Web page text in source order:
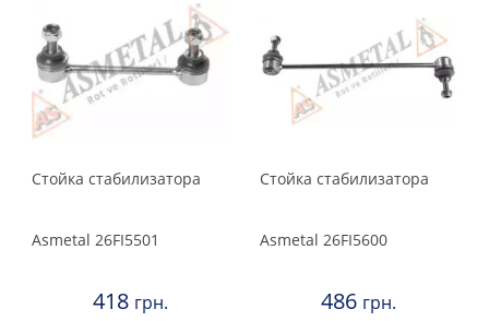
Стойка стабилизатора
Asmetal 26FI5501
418 грн.
Стойка стабилизатора
Asmetal 26FI5600
486 грн.